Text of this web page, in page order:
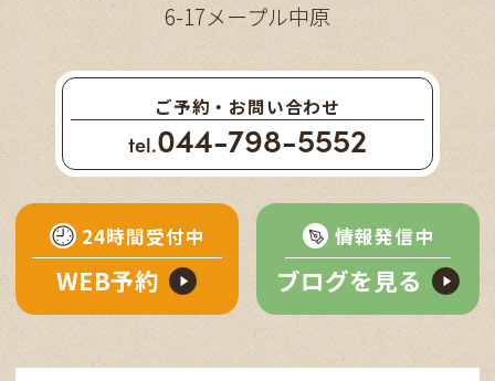
6-17メープル中原
ご予約・お問い合わせ
tel.044-798-5552
24時間受付中
WEB予約
情報発信中
ブログを見る